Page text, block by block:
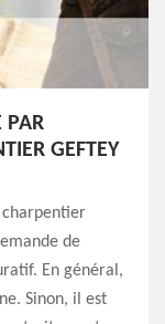
PAR
GEFTEY
charpentier
de
En général,
Sinon, il est